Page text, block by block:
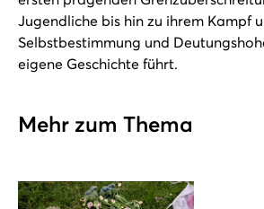
Jugendliche bis hin zu ihrem Kampf
Selbstbestimmung und
eigene Geschichte führt.
Mehr zum Thema